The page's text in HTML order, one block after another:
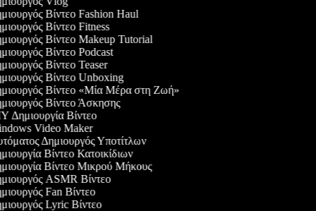
Βίντεο Fashion Haul
Βίντεο Fitness
Βίντεο Makeup Tutorial
Βίντεο Podcast
Βίντεο Teaser
Βίντεο Unboxing
Βίντεο «Μία Μέρα στη Ζωή»
Βίντεο Άσκησης
Δημιουργία Βίντεο
Video Maker
Δημιουργός Υποτίτλων
Βίντεο Κατοικίδιων
Βίντεο Μικρού Μήκους
ASMR Βίντεο
Fan Βίντεο
Lyric Βίντεο